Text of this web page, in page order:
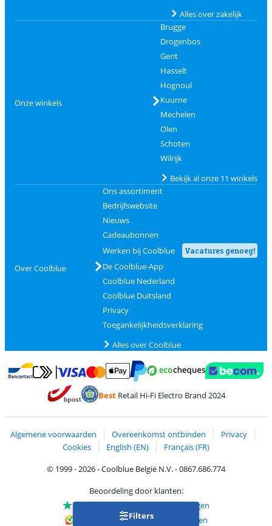
Filters
Alles over zakelijk
Onze winkels
Brugge
Drogenbos
Gent
Hasselt
Hognoul
Kuurne
Mechelen
Olen
Schoten
Wilrijk
Bekijk al onze 11 winkels
Over Coolblue
Ons assortiment
Bedrijfswebsite
Nieuws
Cadeaubonnen
Werken bij Coolblue
Vacatures genoeg!
De Coolblue-App
Coolblue Nederland
Coolblue Duitsland
Privacy
Toegankelijkheidsverklaring
Alles over Coolblue
Betalen met Bancontact
Betalen met MasterCard en Visa via ClickToPay
Betalen met PayPal
BestRetail Hi-Fi Electro Brand 2024
Algemene voorwaarden Overeenkomst ontbinden
Privacy
Cookies
English (EN)
Français (FR)
© 1999 - 2026 - Coolblue België N.V. - 0867.686.774
Beoordeling door klanten:
Trustpilot 4/5-75.150 beoordelingen
Kiyoh 9.1/10-68.713 beoordelingen